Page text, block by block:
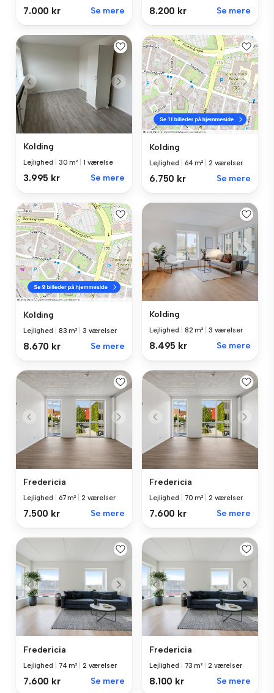
7.000 kr Se mere 8.200 kr Se mere
Kolding
Lejlighed 30 m² 1 værelse
3.995 kr Se mere
Kolding
Lejlighed 64 m² 2 værelser
6.750 kr Se mere
Kolding
Lejlighed 83 m² 3 værelser
8.670 kr Se mere
Kolding
Lejlighed 82 m² 3 værelser
8.495 kr Se mere
Fredericia
Lejlighed 67 m² 2 værelser
7.500 kr Se mere
Fredericia
Lejlighed 70 m² 2 værelser
7.600 kr Se mere
Fredericia
Lejlighed 74 m² 2 værelser
7.600 kr Se mere
Fredericia
Lejlighed 73 m² 2 værelser
8.100 kr Se mere